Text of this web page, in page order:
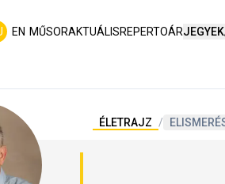
EN MŰSORAKTUÁLISREPERTOÁR
ÉLETRAJZ /